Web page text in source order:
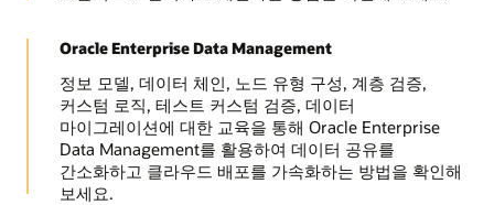
Oracle Enterprise Data Management
정보 모델, 데이터 체인, 노드 유형 구성, 계층 검증,
커스텀 로직, 테스트 커스텀 검증, 데이터
마이그레이션에 대한 교육을 통해 Oracle Enterprise
Data Management를 활용하여 데이터 공유를
간소화하고 클라우드 배포를 가속화하는 방법을 확인해
보세요.